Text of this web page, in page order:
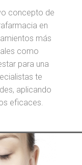
concepto de
en
más
como
para una
te
aplicando
eficaces.